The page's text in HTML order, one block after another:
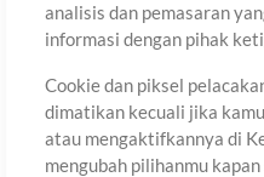
analisis dan pemasaran
informasi dengan pihak
Cookie dan piksel
dimatikan kecuali jika
atau mengaktifkannya di
mengubah pilihanmu
Tentang Ketentuan
©2006-2026 oleh